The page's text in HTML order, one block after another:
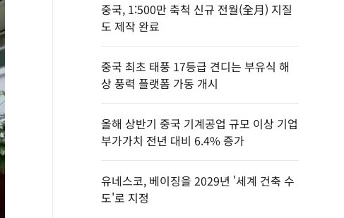
중국, 1:500만 축척 신규 전월(全月) 지질
도 제작 완료
중국 최초 태풍 17등급 견디는 부유식 해
상 풍력 플랫폼 가동 개시
올해 상반기 중국 기계공업 규모 이상 기업
부가가치 전년 대비 6.4% 증가
유네스코, 베이징을 2029년 '세계 건축 수
도'로 지정